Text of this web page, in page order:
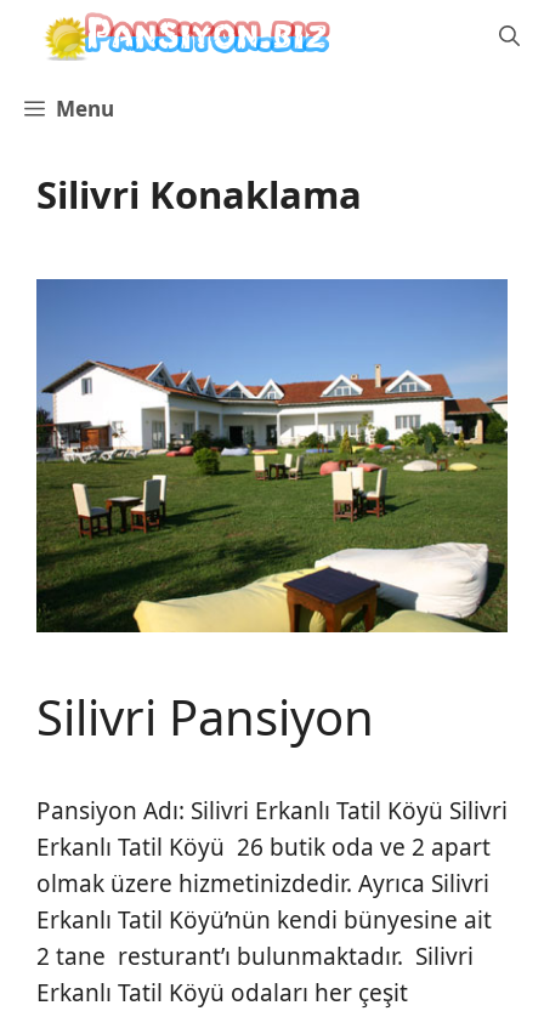
İçeriğe
Menu
Silivri Konaklama
Silivri Pansiyon
Pansiyon Adı: Silivri Erkanlı Tatil Köyü Silivri
Erkanlı Tatil Köyü 26 butik oda ve 2 apart
olmak üzere hizmetinizdedir. Ayrıca Silivri
Erkanlı Tatil Köyü’nün kendi bünyesine ait
2 tane resturant’ı bulunmaktadır. Silivri
Erkanlı Tatil Köyü odaları her çeşit